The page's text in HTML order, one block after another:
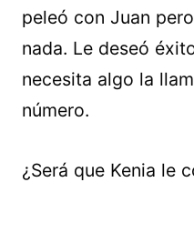
peleó con Juan
nada. Le deseó
necesita algo la
número.
¿Será que Kenia le